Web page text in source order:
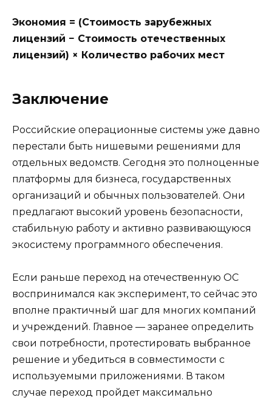
Экономия = (Стоимость зарубежных
лицензий − Стоимость отечественных
лицензий) × Количество рабочих мест
Заключение
Российские операционные системы уже давно
перестали быть нишевыми решениями для
отдельных ведомств. Сегодня это полноценные
платформы для бизнеса, государственных
организаций и обычных пользователей. Они
предлагают высокий уровень безопасности,
стабильную работу и активно развивающуюся
экосистему программного обеспечения.
Если раньше переход на отечественную ОС
воспринимался как эксперимент, то сейчас это
вполне практичный шаг для многих компаний
и учреждений. Главное — заранее определить
свои потребности, протестировать выбранное
решение и убедиться в совместимости с
используемыми приложениями. В таком
случае переход пройдет максимально